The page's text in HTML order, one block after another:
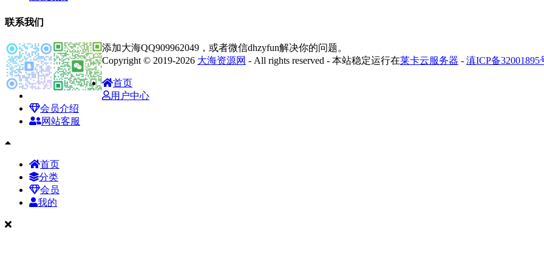
联系我们
添加大海QQ909962049，或者微信dhzyfun解决你的问题。
Copyright © 2019-2026 大海资源网 - All rights reserved - 本站稳定运行在莱卡云服务器 - 滇ICP备32001895
首页
用户中心
会员介绍
网站客服
首页
分类
会员
我的